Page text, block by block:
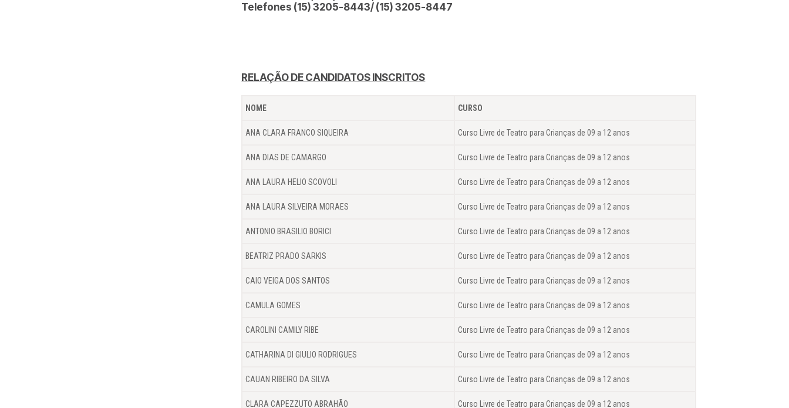
Telefones (15) 3205-8443/ (15) 3205-8447
RELAÇÃO DE CANDIDATOS INSCRITOS
NOME CURSO
ANA CLARA FRANCO SIQUEIRA Curso Livre de Teatro para Crianças de 09 a 12 anos
ANA DIAS DE CAMARGO Curso Livre de Teatro para Crianças de 09 a 12 anos
ANA LAURA HELIO SCOVOLI Curso Livre de Teatro para Crianças de 09 a 12 anos
ANA LAURA SILVEIRA MORAES Curso Livre de Teatro para Crianças de 09 a 12 anos
ANTONIO BRASILIO BORICI Curso Livre de Teatro para Crianças de 09 a 12 anos
BEATRIZ PRADO SARKIS Curso Livre de Teatro para Crianças de 09 a 12 anos
CAIO VEIGA DOS SANTOS Curso Livre de Teatro para Crianças de 09 a 12 anos
CAMULA GOMES Curso Livre de Teatro para Crianças de 09 a 12 anos
CAROLINI CAMILY RIBE Curso Livre de Teatro para Crianças de 09 a 12 anos
CATHARINA DI GIULIO RODRIGUES Curso Livre de Teatro para Crianças de 09 a 12 anos
CAUAN RIBEIRO DA SILVA Curso Livre de Teatro para Crianças de 09 a 12 anos
CLARA CAPEZZUTO ABRAHÃO Curso Livre de Teatro para Crianças de 09 a 12 anos